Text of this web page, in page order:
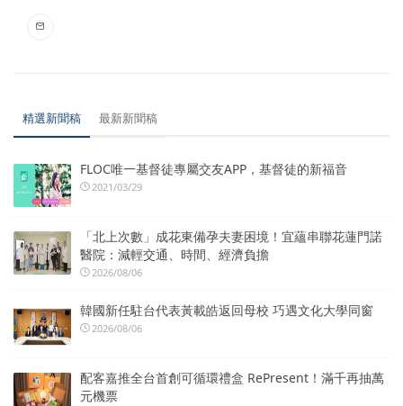
精選新聞稿 最新新聞稿
FLOC唯一基督徒專屬交友APP，基督徒的新福音
2021/03/29
「北上次數」成花東備孕夫妻困境！宜蘊串聯花蓮門諾
醫院：減輕交通、時間、經濟負擔
2026/08/06
韓國新任駐台代表黃載皓返回母校 巧遇文化大學同窗
2026/08/06
配客嘉推全台首創可循環禮盒 RePresent！滿千再抽萬
元機票